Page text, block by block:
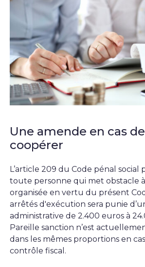
Une amende en cas
coopérer
L’article 209 du Code pénal social
toute personne qui met obstacle
organisée en vertu du présent
arrêtés d'exécution sera punie
administrative de 2.400 euros à
Pareille sanction n’est
dans les mêmes proportions en
contrôle fiscal.